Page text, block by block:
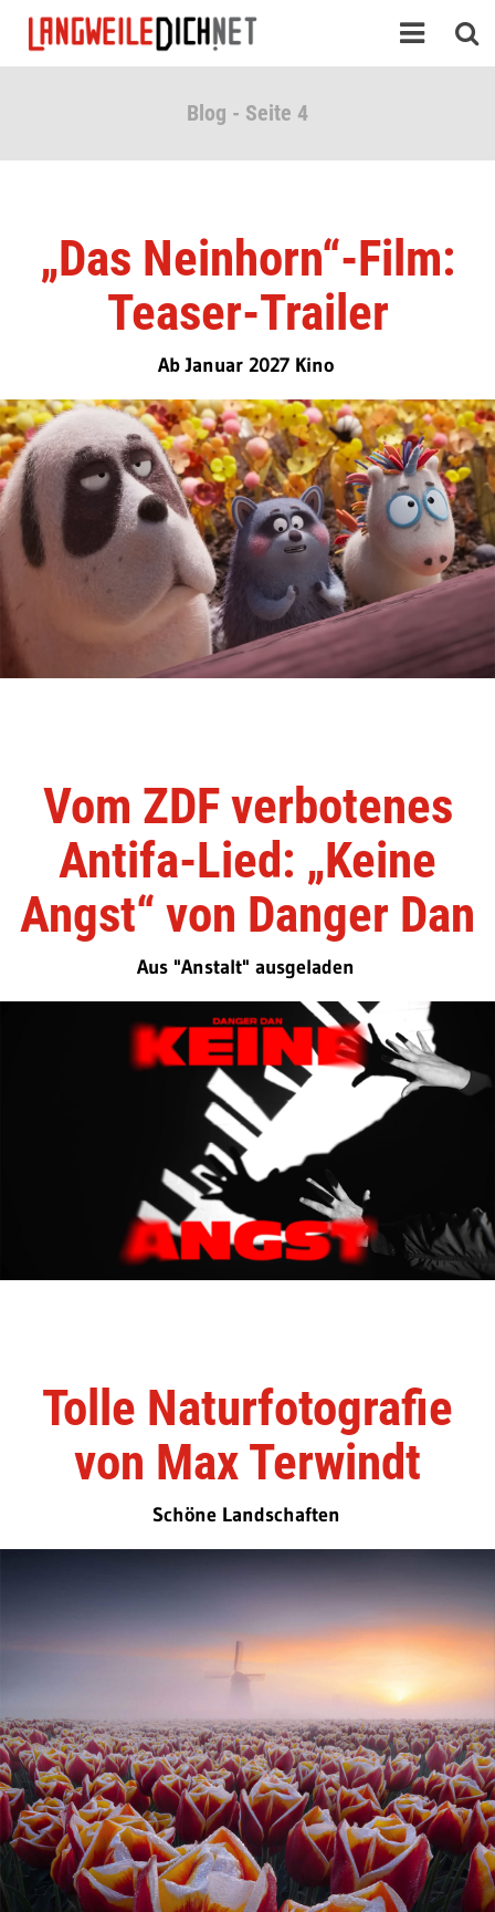
Blog - Seite 4
„Das Neinhorn“-Film:
Teaser-Trailer
Ab Januar 2027 Kino
Vom ZDF verbotenes
Antifa-Lied: „Keine
Angst“ von Danger Dan
Aus "Anstalt" ausgeladen
Tolle Naturfotografie
von Max Terwindt
Schöne Landschaften